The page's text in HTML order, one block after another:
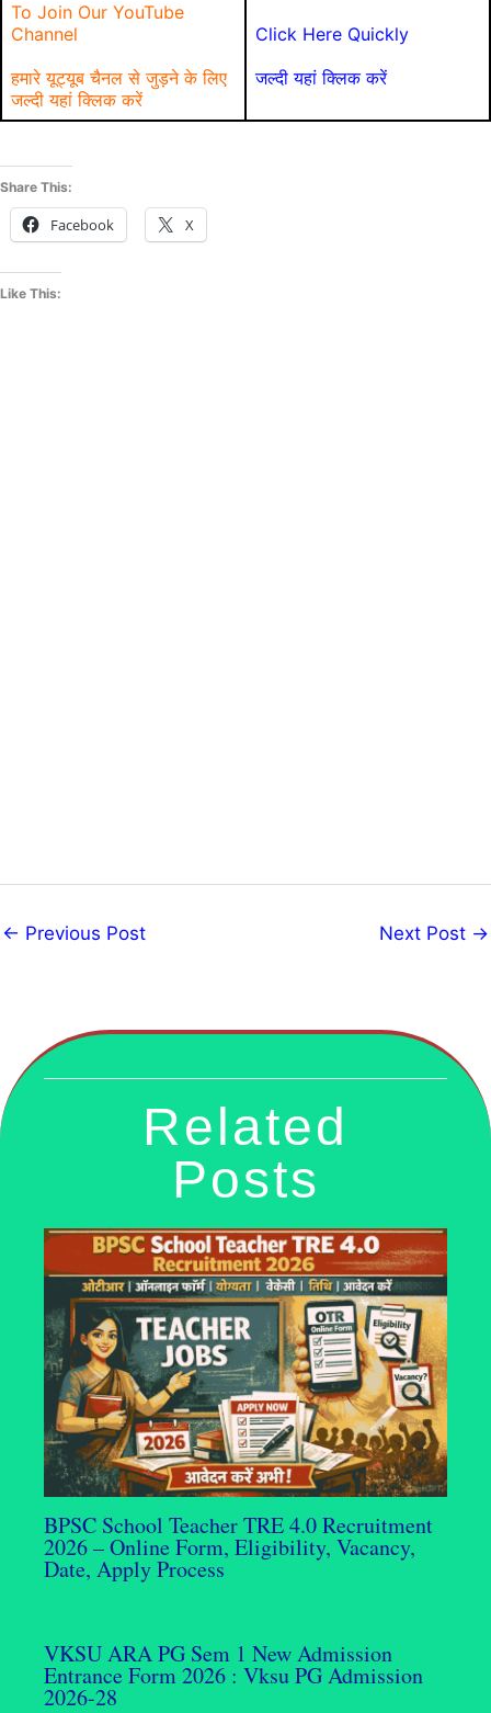
To Join Our YouTube
Channel
हमारे यूट्यूब चैनल से जुड़ने के लिए
जल्दी यहां क्लिक करें
Click Here Quickly
जल्दी यहां क्लिक करें
Share This:
Facebook X
Like This:
← Previous Post Next Post →
Related
Posts
BPSC School Teacher TRE 4.0 Recruitment
2026 – Online Form, Eligibility, Vacancy,
Date, Apply Process
VKSU ARA PG Sem 1 New Admission
Entrance Form 2026 : Vksu PG Admission
2026-28